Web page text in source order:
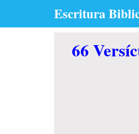
Escritura
66